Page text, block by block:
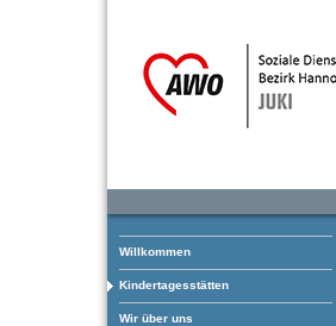
Willkommen
Kindertagesstätten
Wir über uns